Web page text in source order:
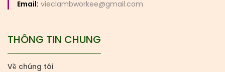
Email: vieclambworkee@gmail.com
THÔNG TIN CHUNG
Về chúng tôi